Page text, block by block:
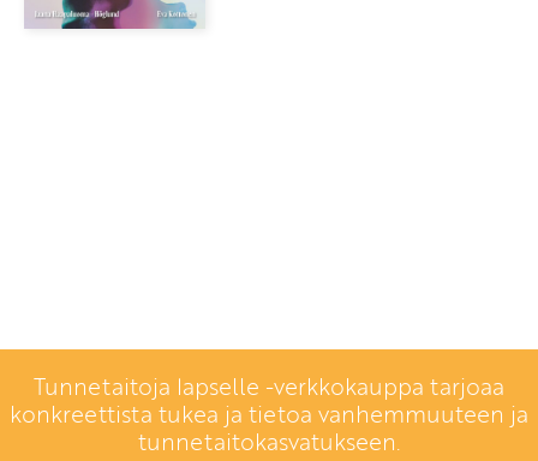
Tunnetaitoja lapselle -verkkokauppa tarjoaa
konkreettista tukea ja tietoa vanhemmuuteen ja
tunnetaitokasvatukseen.